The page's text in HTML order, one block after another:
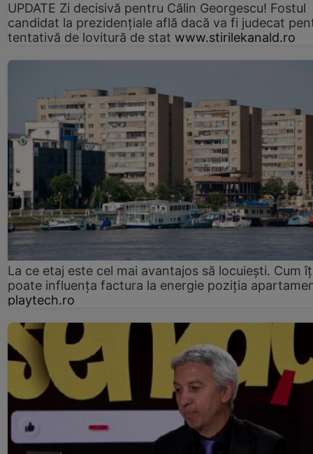
UPDATE Zi decisivă pentru Călin Georgescu! Fostul
candidat la prezidențiale află dacă va fi judecat
tentativă de lovitură de stat www.stirilekanald.ro
La ce etaj este cel mai avantajos să locuiești. Cum
poate influența factura la energie poziția
playtech.ro